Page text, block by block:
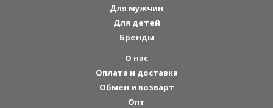
Для мужчин
Для детей
Бренды
О нас
Оплата и доставка
Обмен и возварт
Опт